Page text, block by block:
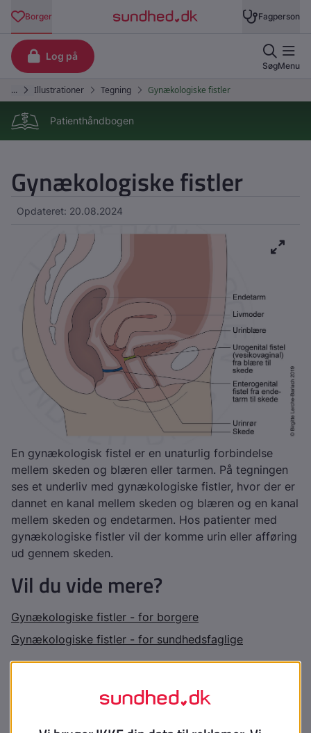
Patienthåndbogen
Gynækologiske fistler
Opdateret: 20.08.2024
En gynækologisk fistel er en unaturlig forbindelse
mellem skeden og blæren eller tarmen. På tegningen
ses et underliv med gynækologiske fistler, hvor der er
dannet en kanal mellem skeden og blæren og en kanal
mellem skeden og endetarmen. Hos patienter med
gynækologiske fistler vil der komme urin eller afføring
ud gennem skeden.
Vil du vide mere?
Gynækologiske fistler - for borgere
Gynækologiske fistler - for sundhedsfaglige
Indhold leveret af